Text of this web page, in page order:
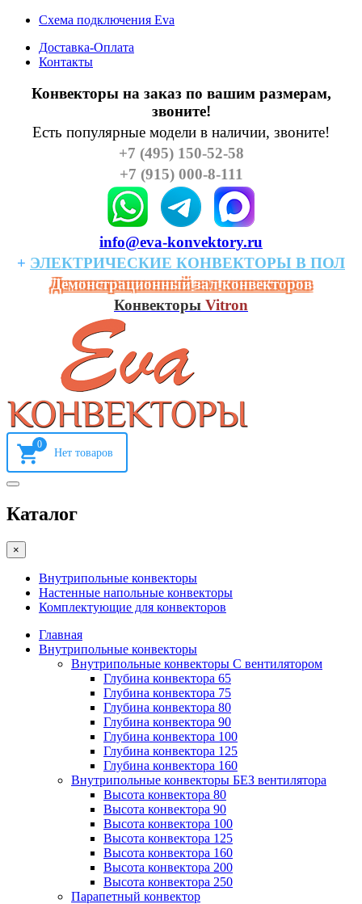
Схема подключения Eva
Доставка-Оплата
Контакты
Конвекторы на заказ по вашим размерам,
звоните!
Есть популярные модели в наличии, звоните!
+7 (495) 150-52-58
+7 (915) 000-8-111
info@eva-konvektory.ru
+ ЭЛЕКТРИЧЕСКИЕ КОHВЕКТОРЫ В ПОЛ
Демонстрационный зал конвекторов
Конвекторы Vitron
0
Каталог
×
Внутрипольные конвекторы
Настенные напольные конвекторы
Комплектующие для конвекторов
Главная
Внутрипольные конвекторы
Внутрипольные конвекторы С вентилятором
Глубина конвектора 65
Глубина конвектора 75
Глубина конвектора 80
Глубина конвектора 90
Глубина конвектора 100
Глубина конвектора 125
Глубина конвектора 160
Внутрипольные конвекторы БЕЗ вентилятора
Высота конвектора 80
Высота конвектора 90
Высота конвектора 100
Высота конвектора 125
Высота конвектора 160
Высота конвектора 200
Высота конвектора 250
Парапетный конвектор